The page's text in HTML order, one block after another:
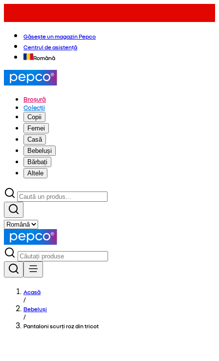
Găsește un magazin Pepco
Centrul de asistență
Română
Broșură
Colecții
Copii
Femei
Casă
Bebeluși
Bărbați
Altele
Acasă
/
Bebeluși
/
Pantaloni scurți roz din tricot